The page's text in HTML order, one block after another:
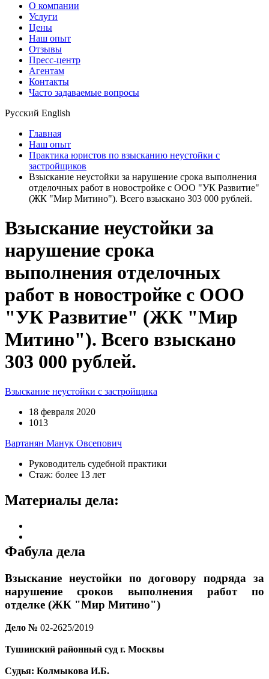
О компании
Услуги
Цены
Наш опыт
Отзывы
Пресс-центр
Агентам
Контакты
Часто задаваемые вопросы
Русский English
Главная
Наш опыт
Практика юристов по взысканию неустойки с
застройщиков
Взыскание неустойки за нарушение срока выполнения
отделочных работ в новостройке с ООО "УК Развитие"
(ЖК "Мир Митино"). Всего взыскано 303 000 рублей.
Взыскание неустойки за
нарушение срока
выполнения отделочных
работ в новостройке с ООО
"УК Развитие" (ЖК "Мир
Митино"). Всего взыскано
303 000 рублей.
Взыскание неустойки с застройщика
18 февраля 2020
1013
Вартанян Манук Овсепович
Руководитель судебной практики
Стаж: более 13 лет
Материалы дела:
Фабула дела
Взыскание неустойки по договору подряда за
нарушение сроков выполнения работ по
отделке (ЖК "Мир Митино")
Дело № 02-2625/2019
Тушинский районный суд г. Москвы
Судья: Колмыкова И.Б.